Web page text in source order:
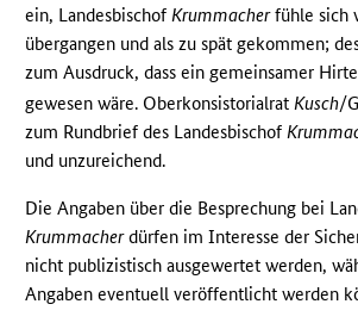
ein, LandesbischofKrummacherfühle sich
übergangen und als zu spät gekommen;
zum Ausdruck, dass ein gemeinsamer
gewesen wäre. OberkonsistorialratKusch/
zum Rundbrief des Landesbischof
und unzureichend.
Die Angaben über die Besprechung bei
Krummacherdürfen im Interesse der
nicht publizistisch ausgewertet werden,
Angaben eventuell veröffentlicht werden